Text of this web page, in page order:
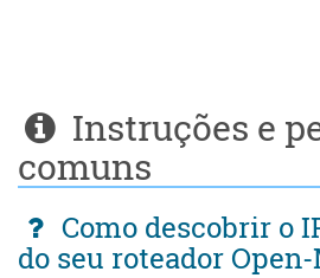
Instruções e
comuns
Como descobrir o
do seu roteador